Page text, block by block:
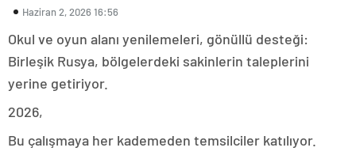
Haziran 2, 2026 16:56
Okul ve oyun alanı yenilemeleri, gönüllü desteği:
Birleşik Rusya, bölgelerdeki sakinlerin taleplerini
yerine getiriyor.
2026,
Bu çalışmaya her kademeden temsilciler katılıyor.